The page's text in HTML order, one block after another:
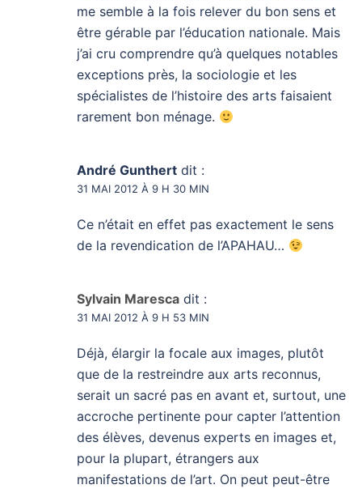
me semble à la fois relever du bon sens et
être gérable par l’éducation nationale. Mais
j’ai cru comprendre qu’à quelques notables
exceptions près, la sociologie et les
spécialistes de l’histoire des arts faisaient
rarement bon ménage.
André Gunthert dit :
31 MAI 2012 À 9 H 30 MIN
Ce n’était en effet pas exactement le sens
de la revendication de l’APAHAU…
Sylvain Maresca dit :
31 MAI 2012 À 9 H 53 MIN
Déjà, élargir la focale aux images, plutôt
que de la restreindre aux arts reconnus,
serait un sacré pas en avant et, surtout, une
accroche pertinente pour capter l’attention
des élèves, devenus experts en images et,
pour la plupart, étrangers aux
manifestations de l’art. On peut peut-être